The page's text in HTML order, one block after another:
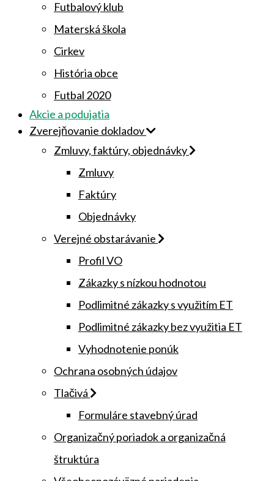
Futbalový klub
Materská škola
Cirkev
História obce
Futbal 2020
Akcie a podujatia
Zverejňovanie dokladov
Zmluvy, faktúry, objednávky
Zmluvy
Faktúry
Objednávky
Verejné obstarávanie
Profil VO
Zákazky s nízkou hodnotou
Podlimitné zákazky s využitím ET
Podlimitné zákazky bez využitia ET
Vyhodnotenie ponúk
Ochrana osobných údajov
Tlačivá
Formuláre stavebný úrad
Organizačný poriadok a organizačná
štruktúra